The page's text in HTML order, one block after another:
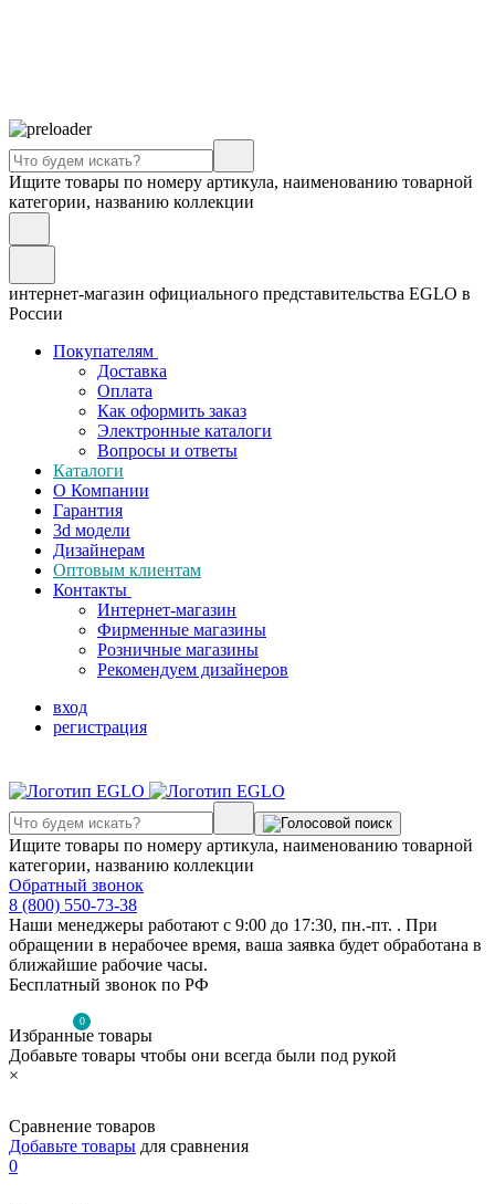
Ищите товары по номеру артикула, наименованию товарной
категории, названию коллекции
интернет-магазин официального представительства EGLO в
России
Покупателям
Доставка
Оплата
Как оформить заказ
Электронные каталоги
Вопросы и ответы
Каталоги
О Компании
Гарантия
3d модели
Дизайнерам
Оптовым клиентам
Контакты
Интернет-магазин
Фирменные магазины
Розничные магазины
Рекомендуем дизайнеров
вход
регистрация
Ищите товары по номеру артикула, наименованию товарной
категории, названию коллекции
Обратный звонок
8 (800) 550-73-38
Наши менеджеры работают с 9:00 до 17:30, пн.-пт. . При
обращении в нерабочее время, ваша заявка будет обработана в
ближайшие рабочие часы.
Бесплатный звонок по РФ
0
Избранные товары
Добавьте товары чтобы они всегда были под рукой
×
Сравнение товаров
Добавьте товары для сравнения
0